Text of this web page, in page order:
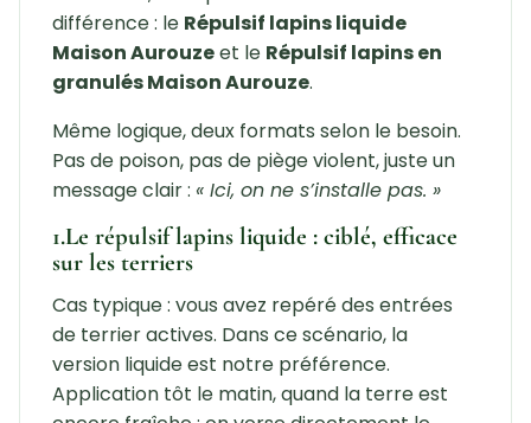
différence : le Répulsif lapins liquide
Maison Aurouzeet le Répulsif lapins en
granulés Maison Aurouze.
Même logique, deux formats selon le besoin.
Pas de poison, pas de piège violent, juste un
message clair : « Ici, on ne s’installe pas. »
1.Le répulsif lapins liquide : ciblé, efficace
sur les terriers
Cas typique : vous avez repéré des entrées
de terrier actives. Dans ce scénario, la
version liquide est notre préférence.
Application tôt le matin, quand la terre est